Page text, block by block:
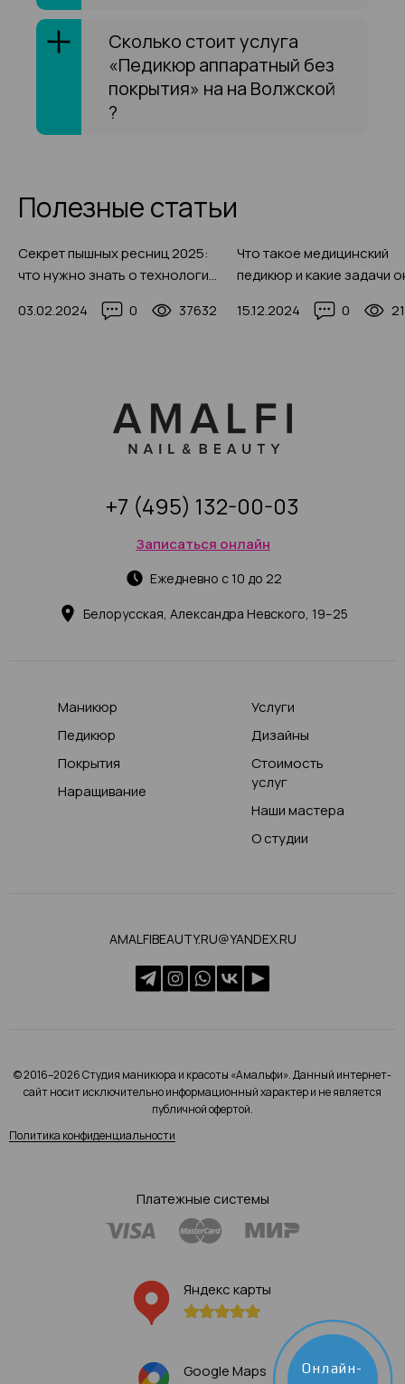
Сколько стоит услуга
«Педикюр аппаратный без
покрытия» на на Волжской
?
Полезные статьи
Секрет пышных ресниц 2025:
что нужно знать о технологии
50+ фото
03.02.2024 0 37632
Что такое медицинский
педикюр и какие задачи
примеров
15.12.2024 0
Белорусская, Александра Невского, 19–25
Ежедневно с 10 до 22
Записаться онлайн
+7 (495) 132-00-03
Маникюр
Педикюр
Покрытия
Наращивание
Услуги
Дизайны
Стоимость
услуг
Наши мастера
О студии
AMALFIBEAUTY.RU@YANDEX.RU
© 2016–2026 Студия маникюра и красоты «Амальфи». Данный интернет-
сайт носит исключительно информационный характер и не является
публичной офертой.
Политика конфиденциальности
Платежные системы
Яндекс карты
Google Maps
Онлайн-